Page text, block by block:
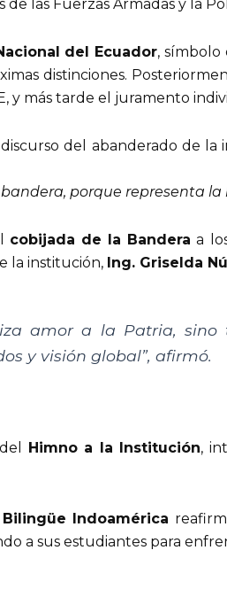
las Fuerzas Armadas y la
del Ecuador, símbolo
distinciones.
y más tarde el juramento
del abanderado de la
porque representa
cobijada de la Bandera a
la institución, Ing. Griselda
amor a la Patria,
y visión global”, afirmó.
Himno a la Institución,
Indoamérica
a sus estudiantes para